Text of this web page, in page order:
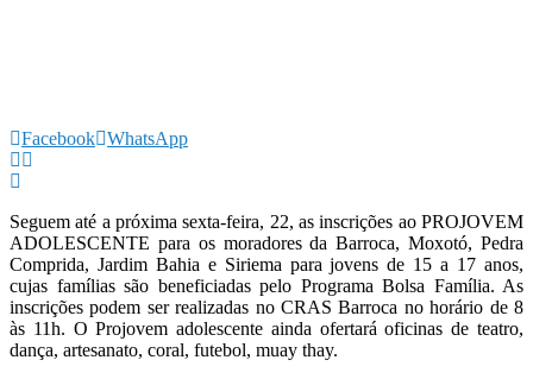
Facebook WhatsApp
Seguem até a próxima sexta-feira, 22, as inscrições ao PROJOVEM
ADOLESCENTE para os moradores da Barroca, Moxotó, Pedra
Comprida, Jardim Bahia e Siriema para jovens de 15 a 17 anos,
cujas famílias são beneficiadas pelo Programa Bolsa Família. As
inscrições podem ser realizadas no CRAS Barroca no horário de 8
às 11h. O Projovem adolescente ainda ofertará oficinas de teatro,
dança, artesanato, coral, futebol, muay thay.